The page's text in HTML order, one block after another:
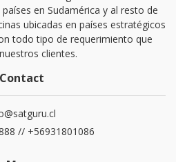
en Sudamérica y al resto de
ubicadas en países estratégicos
todo tipo de requerimiento que
clientes.
Contact
// +56931801086